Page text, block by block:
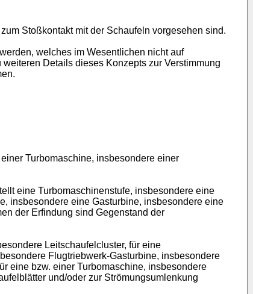
Stoßkontakt mit der Schaufeln vorgesehen sind.
welches im Wesentlichen nicht auf
Details dieses Konzepts zur Verstimmung
Turbomaschine, insbesondere einer
eine Turbomaschinenstufe, insbesondere eine
insbesondere eine Gasturbine, insbesondere eine
der Erfindung sind Gegenstand der
Leitschaufelcluster, für eine
Flugtriebwerk-Gasturbine, insbesondere
eine bzw. einer Turbomaschine, insbesondere
und/oder zur Strömungsumlenkung